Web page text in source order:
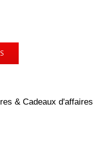
& Cadeaux d'affaires